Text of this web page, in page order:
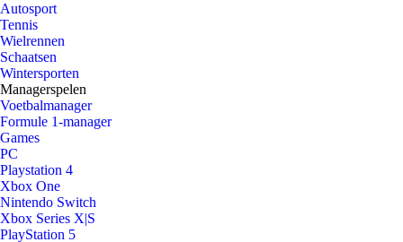
Autosport
Tennis
Wielrennen
Schaatsen
Wintersporten
Managerspelen
Voetbalmanager
Formule 1-manager
Games
PC
Playstation 4
Xbox One
Nintendo Switch
Xbox Series X|S
PlayStation 5